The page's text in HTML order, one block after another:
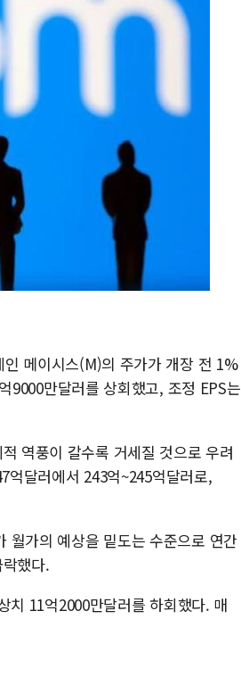
메이시스(M)의 주가가 개장 전 1%
9000만달러를 상회했고, 조정 EPS는
역풍이 갈수록 거세질 것으로 우려
억달러에서 243억~245억달러로,
월가의 예상을 밑도는 수준으로 연간
했다.
치 11억2000만달러를 하회했다. 매